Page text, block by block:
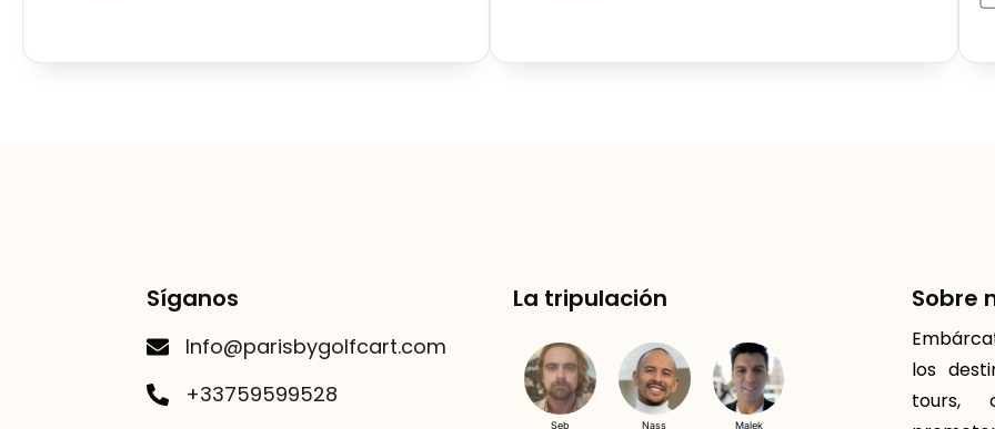
Síganos
Info@parisbygolfcart.com
+33759599528
La tripulación
Seb Nass Malek
Sobre
los
tours,